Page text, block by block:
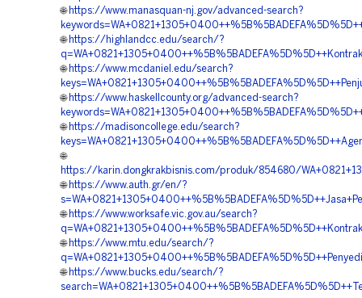
🌐 https://www.manasquan-nj.gov/advanced-search?
🌐 https://highlandcc.edu/search/?
🌐 https://www.mcdaniel.edu/search?
🌐 https://www.haskellcounty.org/advanced-search?
🌐 https://madisoncollege.edu/search?
🌐
https://karin.dongkrakbisnis.com/produk/854680/
🌐 https://www.auth.gr/en/?
🌐 https://www.worksafe.vic.gov.au/search?
🌐 https://www.mtu.edu/search/?
🌐 https://www.bucks.edu/search/?